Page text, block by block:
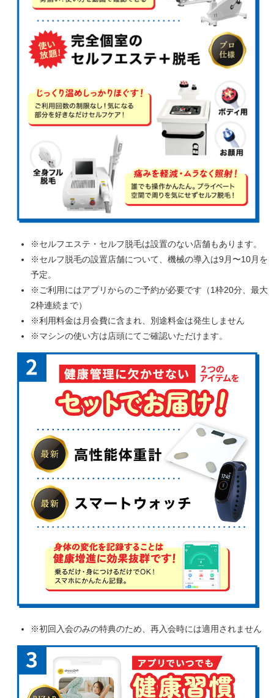
※セルフエステ・セルフ脱毛は設置のない店舗もあります。
※セルフ脱毛の設置店舗について、機械の導入は9月〜10月を
予定。
※ご利用にはアプリからのご予約が必要です（1枠20分、最大
2枠連続まで）
※利用料金は月会費に含まれ、別途料金は発生しません
※マシンの使い方は店頭にてご確認いただけます。
※初回入会のみの特典のため、再入会時には適用されません